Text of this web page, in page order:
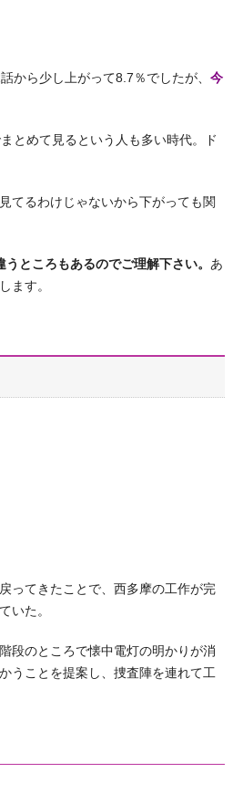
から少し上がって8.7％でしたが、 今
とめて見るという人も多い時代。ド
てるわけじゃないから下がっても関
ところもあるのでご理解下さい。 あ
ます。
ってきたことで、西多摩の工作が完
いた。
段のところで懐中電灯の明かりが消
うことを提案し、捜査陣を連れて工